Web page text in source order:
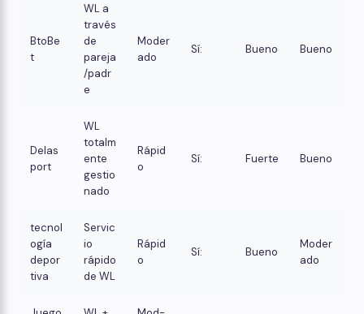
BtoBe
t
WL a
través
de
pareja
/padr
e
Moder
ado
Sí: Bueno Bueno
Delas
port
WL
totalm
ente
gestio
nado
Rápid
o
Sí: Fuerte Bueno
tecnol
ogía
depor
tiva
Servic
io
rápido
de WL
Rápid
o
Sí: Bueno
Moder
ado